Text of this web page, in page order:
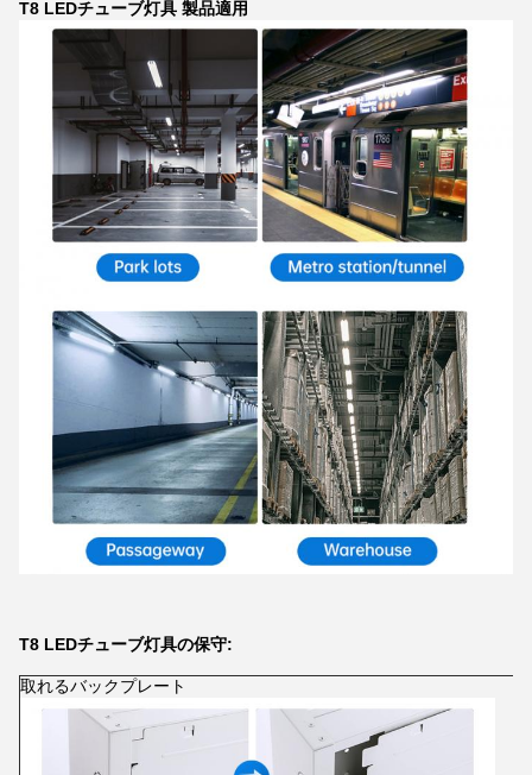
T8 LEDチューブ灯具 製品適用
T8 LEDチューブ灯具の保守:
取れるバックプレート